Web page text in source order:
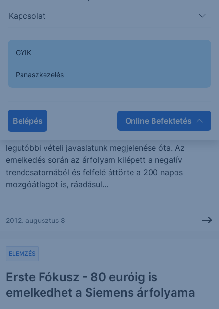
Kapcsolat
GYIK
Panaszkezelés
Belépés Online Befektetés
azonban a 200 napos...
2012. augusztus 8.
Linde stop-ot
ELEMZÉS
legutóbbi vételi javaslatunk megjelenése óta. Az
emelkedés során az árfolyam kilépett a negatív
trendcsatornából és felfelé áttörte a 200 napos
mozgóátlagot is, ráadásul...
2012. augusztus 8.
Erste Fókusz - 80 euróig is
emelkedhet a Siemens árfolyama
ELEMZÉS